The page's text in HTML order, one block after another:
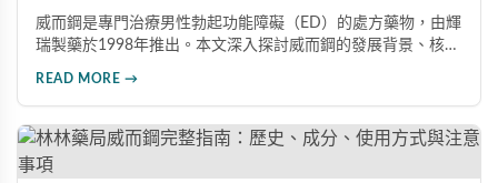
威而鋼是專門治療男性勃起功能障礙（ED）的處方藥物，由輝
瑞製藥於1998年推出。本文深入探討威而鋼的發展背景、核心
READ MORE →